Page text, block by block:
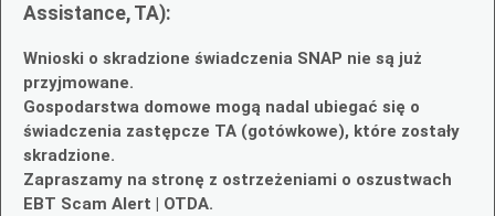
Assistance, TA):
Wnioski o skradzione świadczenia SNAP nie są już
przyjmowane.
Gospodarstwa domowe mogą nadal ubiegać się o
świadczenia zastępcze TA (gotówkowe), które zostały
skradzione.
Zapraszamy na stronę z ostrzeżeniami o oszustwach
EBT Scam Alert | OTDA.